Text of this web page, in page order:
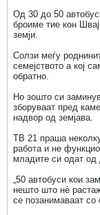
Од 30 до 50
броиме тие кон
земји.
Солзи меѓу
семејството а кој
обратно.
Но зошто си
зборуваат пред
надвор од земјава.
ТВ 21 праша
работа и не
младите си одат од
„50 автобуси кои
нешто што нè
се позанимаваат